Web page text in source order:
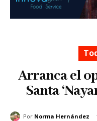
Arranca el
Santa
Por Norma Hernández